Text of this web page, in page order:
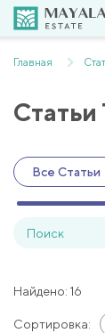
Главная
Статьи
Все Статьи
Найдено: 16
Сортировка: